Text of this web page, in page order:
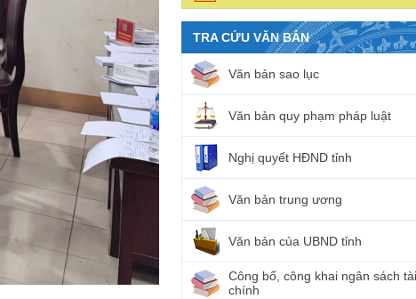
TRA CỨU VĂN BẢN
Văn bản sao lục
Văn bản quy phạm pháp luật
Nghị quyết HĐND tỉnh
Văn bản trung ương
Văn bản của UBND tỉnh
Công bố, công khai ngân sách tài
chính